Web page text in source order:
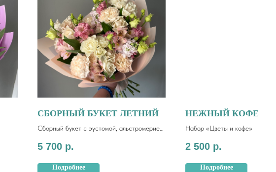
СБОРНЫЙ БУКЕТ ЛЕТНИЙ
Сборный букет с эустомой, альстромерией,
5 700 р.
Подробнее
НЕЖНЫЙ КОФЕ
Набор «Цветы и кофе»
2 500 р.
Подробнее